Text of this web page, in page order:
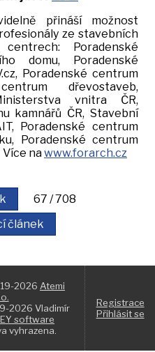
přináší možnost
ze stavebních
Poradenské
domu, Poradenské
Poradenské centrum
dřevostaveb,
vnitra ČR,
kamnářů ČR, Stavební
Poradenské centrum
Poradenské centrum
Více nawww.forarch.cz
67 / 708
článek
2026 Atemi
2026 Vladimír
software
vyhrazena.
Registrace
Přihlásit se